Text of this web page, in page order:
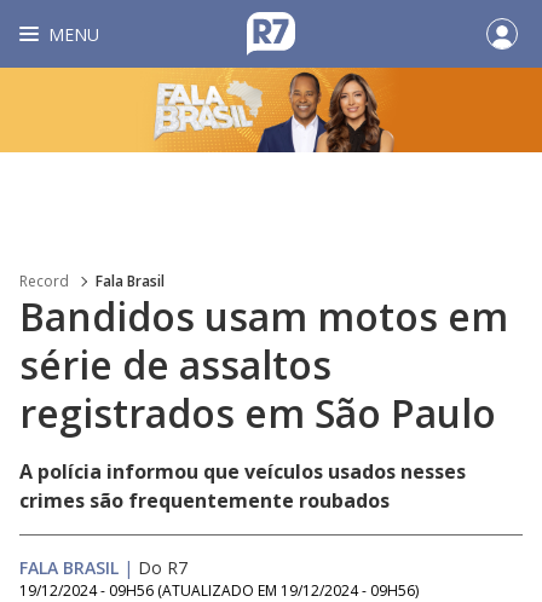
MENU
Record Fala Brasil
Bandidos usam motos em
série de assaltos
registrados em São Paulo
A polícia informou que veículos usados nesses
crimes são frequentemente roubados
FALA BRASIL | Do R7
19/12/2024 - 09H56 (ATUALIZADO EM 19/12/2024 - 09H56)